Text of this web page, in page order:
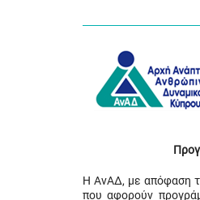
Η ΑνΑΔ, με απόφαση
που αφορούν